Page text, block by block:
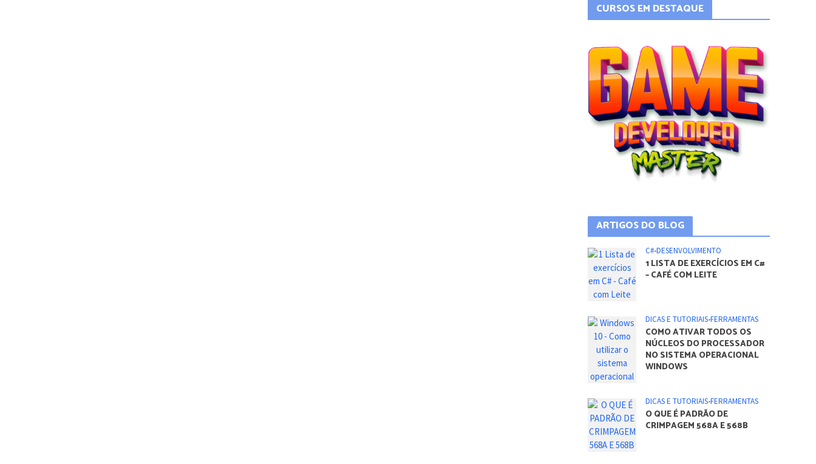
CURSOS EM DESTAQUE
ARTIGOS DO BLOG
C#•DESENVOLVIMENTO
1 LISTA DE EXERCÍCIOS EM C#
– CAFÉ COM LEITE
DICAS E TUTORIAIS•FERRAMENTAS
COMO ATIVAR TODOS OS
NÚCLEOS DO PROCESSADOR
NO SISTEMA OPERACIONAL
WINDOWS
DICAS E TUTORIAIS•FERRAMENTAS
O QUE É PADRÃO DE
CRIMPAGEM 568A E 568B